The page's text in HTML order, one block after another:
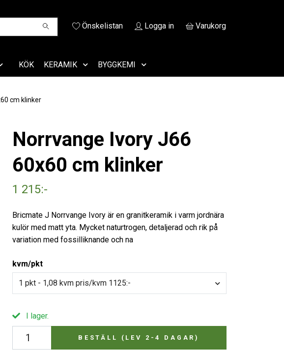
Önskelistan Logga in Varukorg
KÖK KERAMIK BYGGKEMI
cm klinker
Norrvange Ivory J66
60x60 cm klinker
1 215:-
Bricmate J Norrvange Ivory är en granitkeramik i varm jordnära
kulör med matt yta. Mycket naturtrogen, detaljerad och rik på
variation med fossilliknande och na
kvm/pkt
1 pkt - 1,08 kvm pris/kvm 1125:-
I lager.
BESTÄLL (LEV 2-4 DAGAR)